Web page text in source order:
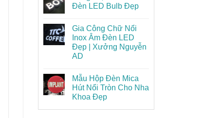
Đèn LED Bulb Đẹp
Gia Công Chữ Nổi
Inox Âm Đèn LED
Đẹp | Xưởng Nguyễn
AD
Mẫu Hộp Đèn Mica
Hút Nổi Tròn Cho Nha
Khoa Đẹp